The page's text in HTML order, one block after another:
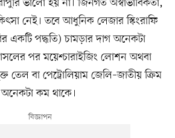
ভালো হয় না। জিনগত অস্বাভাবিকতা,
নেই। তবে আধুনিক লেজার স্কিংরাফি
একটি পদ্ধতি) চামড়ার দাগ অনেকটা
পর ময়েশ্চারাইজিং লোশন অথবা
তেল বা পেট্রোলিয়াম জেলি–জাতীয় ক্রিম
কম থাকে।